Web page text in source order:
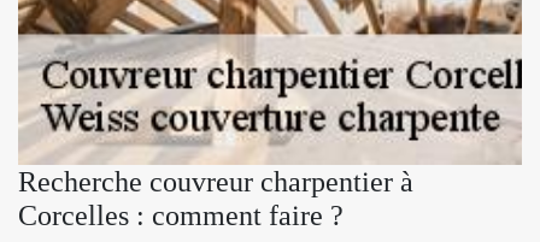
Recherche couvreur charpentier à
Corcelles : comment faire ?